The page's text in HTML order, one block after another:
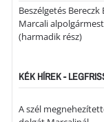
Beszélgetés Bereczk
Marcali
(harmadik rész)
KÉK HÍREK -
A szél